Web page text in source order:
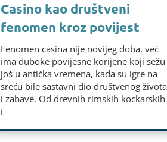
Casino kao društveni
fenomen kroz povijest
Fenomen casina nije novijeg doba, već
ima duboke povijesne korijene koji sežu
još u antička vremena, kada su igre na
sreću bile sastavni dio društvenog života
i zabave. Od drevnih rimskih kockarskih
i